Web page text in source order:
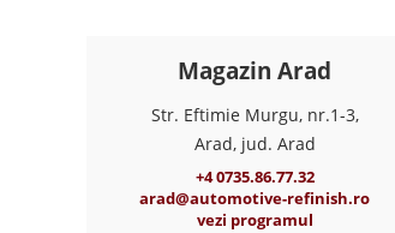
Magazin Arad
Str. Eftimie Murgu, nr.1-3,
Arad, jud. Arad
+4 0735.86.77.32
arad@automotive-refinish.ro
vezi programul